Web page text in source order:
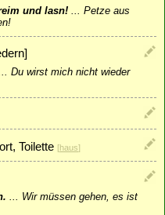
und lasn!
Petze aus
Du wirst mich nicht wieder
, Toilette [haus]
Wir müssen gehen, es ist